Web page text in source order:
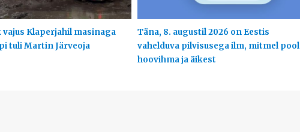
vajus Klaperjahil masinaga
tuli Martin Järveoja
Täna, 8. augustil 2026 on Eestis
vahelduva pilvisusega ilm, mitmel pool
hoovihma ja äikest